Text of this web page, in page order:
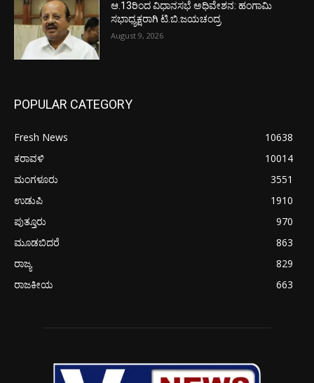
ಆ.13ರಿಂದ ವಿಧಾನಸಭೆ ಅಧಿವೇಶನ: ಹಂಗಾಮಿ
ಸಭಾಧ್ಯಕ್ಷರಾಗಿ ಟಿ.ಬಿ.ಜಯಚಂದ್ರ
August 9, 2026
POPULAR CATEGORY
Fresh News
10638
ಕರಾವಳಿ
10014
ಮಂಗಳೂರು
3551
ಉಡುಪಿ
1910
ಪುತ್ತೂರು
970
ಮೂಡಬಿದರೆ
863
ರಾಜ್ಯ
829
ರಾಜಕೀಯ
663